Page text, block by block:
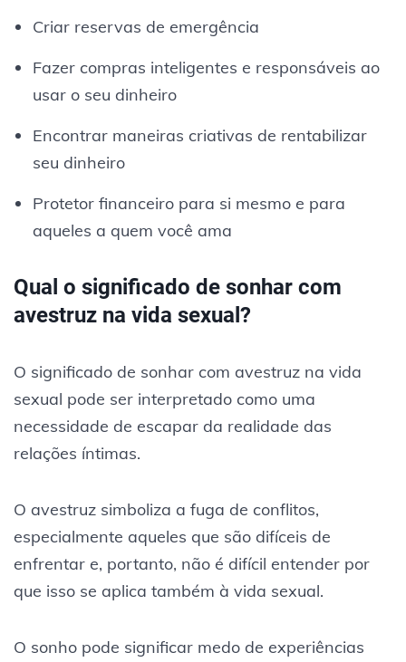
Criar reservas de emergência
Fazer compras inteligentes e responsáveis ​​ao
usar o seu dinheiro
Encontrar maneiras criativas de rentabilizar
seu dinheiro
Protetor financeiro para si mesmo e para
aqueles a quem você ama
Qual o significado de sonhar com
avestruz na vida sexual?
O significado de sonhar com avestruz na vida
sexual pode ser interpretado como uma
necessidade de escapar da realidade das
relações íntimas.
O avestruz simboliza a fuga de conflitos,
especialmente aqueles que são difíceis de
enfrentar e, portanto, não é difícil entender por
que isso se aplica também à vida sexual.
O sonho pode significar medo de experiências